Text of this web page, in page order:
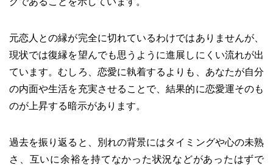
元恋人との縁が完全に切れているわけではありませんが、
現状では復縁を望んでも思うように進展しにくい流れが出
ています。むしろ、恋愛に執着するよりも、あなたが自分
の内面や生活を充実させることで、結果的に恋愛運そのも
のが上昇する暗示があります。
過去を振り返ると、別れの背景にはタイミングや心の未熟
さ、互いに余裕を持てなかった状況などがあったはずで